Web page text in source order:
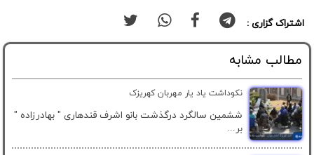
اشتراک گزاری :
مطالب مشابه
نکوداشت یاد یار مهربان کهریزک
ششمین سالگرد درگذشت بانو اشرف قندهاری " بهادرزاده "
بر...